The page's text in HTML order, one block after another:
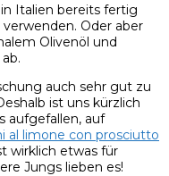
Italien bereits fertig
Oder aber
Olivenöl und
auch sehr gut zu
ist uns kürzlich
aufgefallen, auf
al limone con prosciutto
wirklich etwas für
Jungs lieben es!